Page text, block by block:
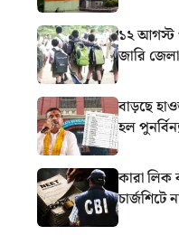
১২ আগস্ট
জারি
বাড়ছে
হল
কারা